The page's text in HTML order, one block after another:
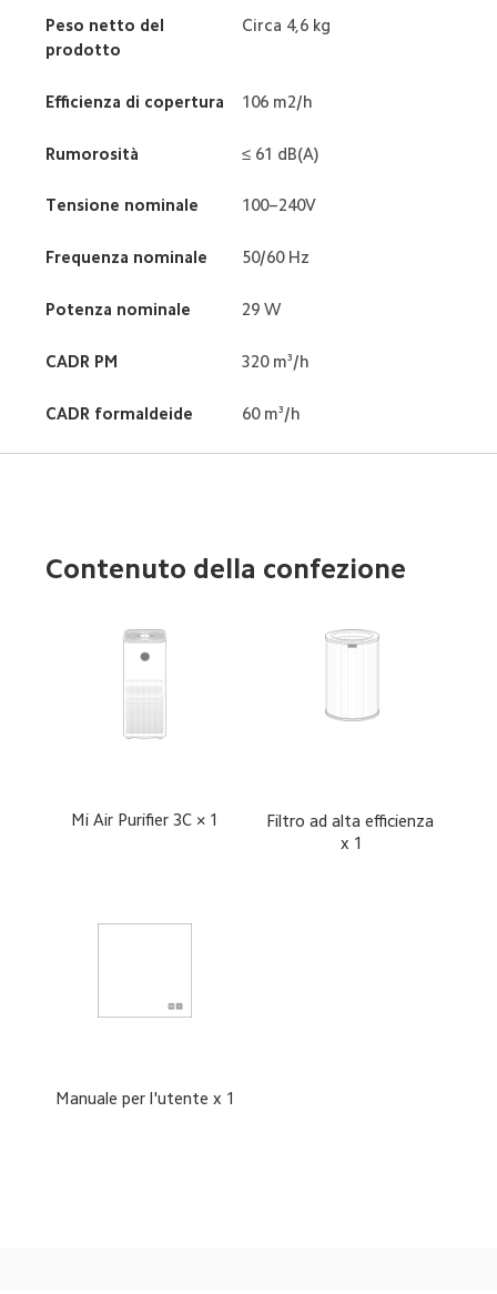
Peso netto del
prodotto
Circa 4,6 kg
Efficienza di copertura 106 m2/h
Rumorosità ≤ 61 dB(A)
Tensione nominale 100–240V
Frequenza nominale 50/60 Hz
Potenza nominale 29 W
CADR PM 320 m³/h
CADR formaldeide 60 m³/h
Contenuto della confezione
Mi Air Purifier 3C × 1
Filtro ad alta efficienza
x 1
Manuale per l'utente x 1